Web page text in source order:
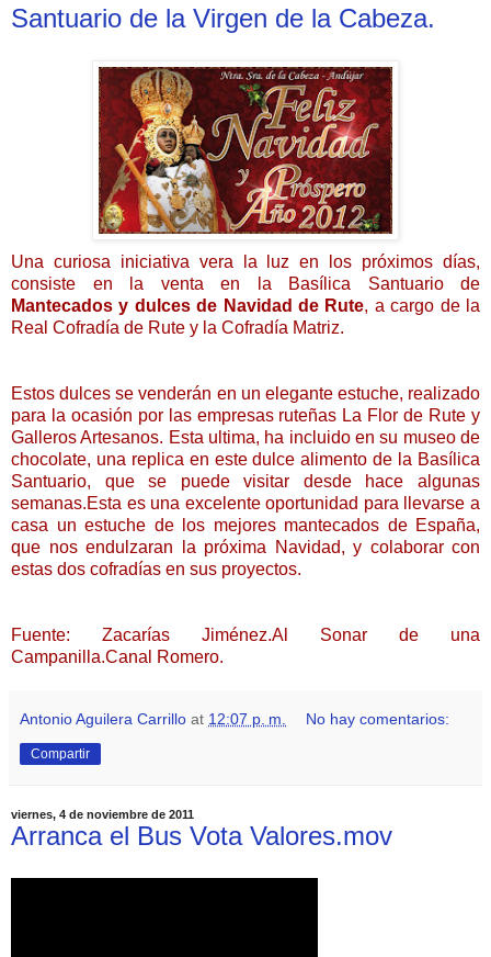
Santuario de la Virgen de la Cabeza.
Una curiosa iniciativa vera la luz en los próximos días,
consiste en la venta en la Basílica Santuario de
Mantecados y dulces de Navidad de Rute, a cargo de la
Real Cofradía de Rute y la Cofradía Matriz.
Estos dulces se venderán en un elegante estuche, realizado
para la ocasión por las empresas ruteñas La Flor de Rute y
Galleros Artesanos. Esta ultima, ha incluido en su museo de
chocolate, una replica en este dulce alimento de la Basílica
Santuario, que se puede visitar desde hace algunas
semanas.Esta es una excelente oportunidad para llevarse a
casa un estuche de los mejores mantecados de España,
que nos endulzaran la próxima Navidad, y colaborar con
estas dos cofradías en sus proyectos.
Fuente: Zacarías Jiménez.Al Sonar de una
Campanilla.Canal Romero.
Antonio Aguilera Carrillo at 12:07 p. m. No hay comentarios:
Compartir
viernes, 4 de noviembre de 2011
Arranca el Bus Vota Valores.mov